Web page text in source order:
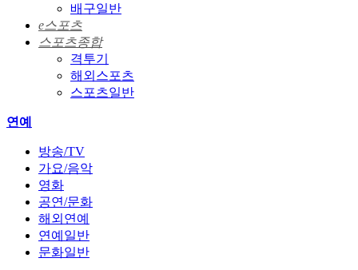
배구일반
e스포츠
스포츠종합
격투기
해외스포츠
스포츠일반
연예
방송/TV
가요/음악
영화
공연/문화
해외연예
연예일반
문화일반